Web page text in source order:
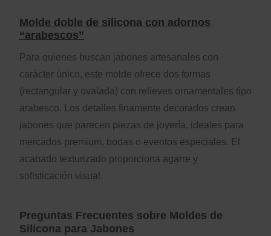
Molde doble de silicona con adornos
“arabescos”
Para quienes buscan jabones artesanales con
carácter único, este molde ofrece dos formas
(rectangular y ovalada) con relieves ornamentales tipo
arabesco. Los detalles finamente decorados crean
jabones que parecen piezas de joyería, ideales para
mercados premium, bodas o eventos especiales. El
acabado texturizado proporciona agarre y
sofisticación visual.
Preguntas Frecuentes sobre Moldes de
Silicona para Jabones